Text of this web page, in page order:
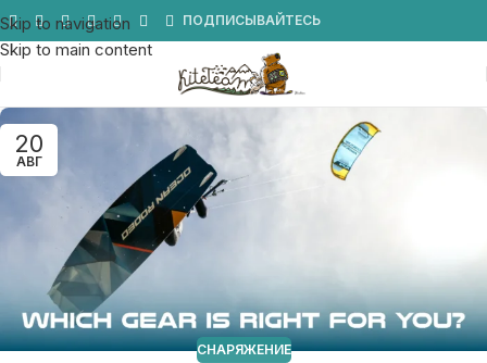
Skip to navigation
Skip to main content
ПОДПИСЫВАЙТЕСЬ
20
АВГ
СНАРЯЖЕНИЕ